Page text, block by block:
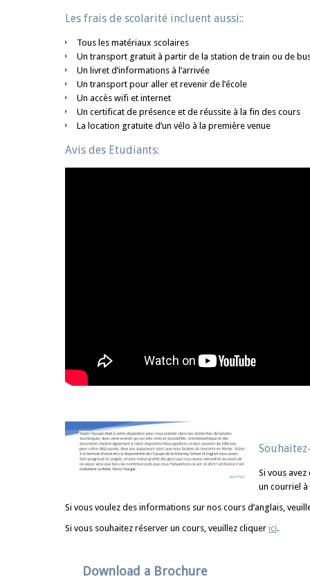
Les frais de scolarité incluent aussi::
Tous les matériaux scolaires
Un transport gratuit à partir de la station de train ou de
Un livret d’informations à l’arrivée
Un transport pour aller et revenir de l’école
Un accès wifi et internet
Un certificat de présence et de réussite à la fin des cours
La location gratuite d’un vélo à la première venue
Avis des Etudiants:
Si vous
un courriel à
Si vous voulez des informations sur nos cours d’anglais,
Si vous souhaitez réserver un cours, veuillez cliquer ici.
Download a Brochure